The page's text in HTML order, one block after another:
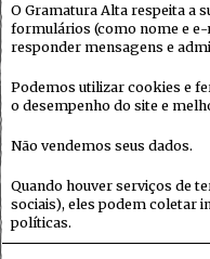
O Gramatura Alta respeita a
formulários (como nome e e-
responder mensagens e
Podemos utilizar cookies e
o desempenho do site e
Não vendemos seus dados.
Quando houver serviços de
sociais), eles podem coletar
políticas.